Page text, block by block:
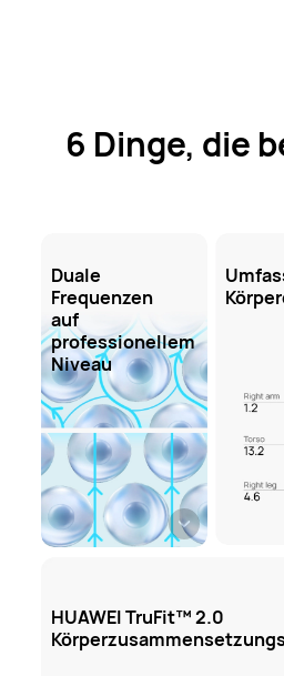
6 Dinge, die
Duale
Frequenzen
auf
professionellem
Niveau
HUAWEI TruFit™ 2.0